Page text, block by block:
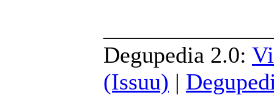
Degupedia 2.0:
(Issuu) |